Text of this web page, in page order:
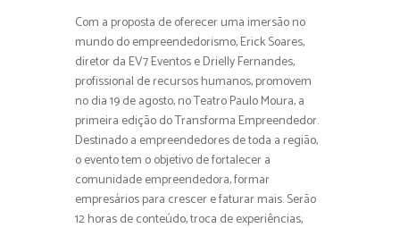
Com a proposta de oferecer uma imersão no
mundo do empreendedorismo, Erick Soares,
diretor da EV7 Eventos e Drielly Fernandes,
profissional de recursos humanos, promovem
no dia 19 de agosto, no Teatro Paulo Moura, a
primeira edição do Transforma Empreendedor.
Destinado a empreendedores de toda a região,
o evento tem o objetivo de fortalecer a
comunidade empreendedora, formar
empresários para crescer e faturar mais. Serão
12 horas de conteúdo, troca de experiências,